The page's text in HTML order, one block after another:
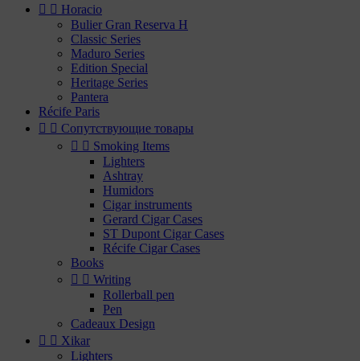
  Horacio
Bulier Gran Reserva H
Classic Series
Maduro Series
Edition Special
Heritage Series
Pantera
Récife Paris
  Сопутствующие товары
  Smoking Items
Lighters
Ashtray
Humidors
Cigar instruments
Gerard Cigar Cases
ST Dupont Cigar Cases
Récife Cigar Cases
Books
  Writing
Rollerball pen
Pen
Cadeaux Design
  Xikar
Lighters